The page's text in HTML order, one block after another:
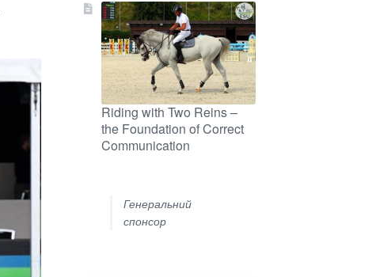
Riding with Two Reins –
the Foundation of Correct
Communication
Генеральний
спонсор